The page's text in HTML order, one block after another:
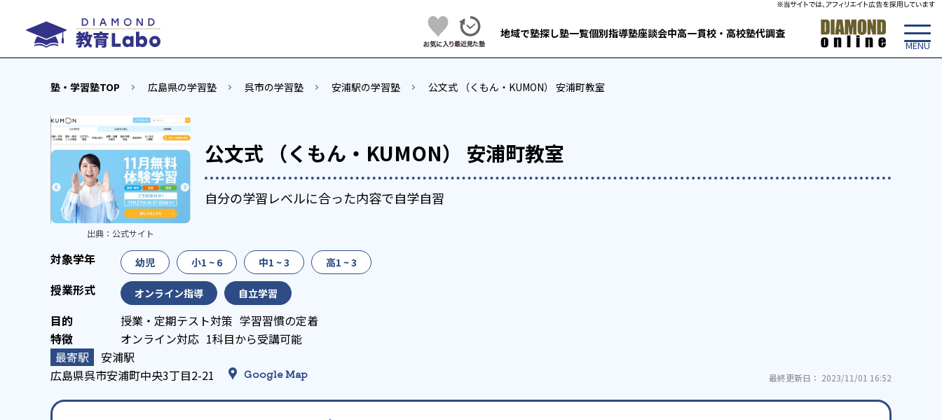
地域で塾探し塾一覧個別指導塾座談会中高一貫校・高校塾代調査
塾・学習塾TOP 広島県の学習塾 呉市の学習塾 安浦駅の学習塾 公文式 （くもん・KUMON） 安浦町教室
公文式 （くもん・KUMON） 安浦町教室
自分の学習レベルに合った内容で自学自習
出典： 公式サイト
幼児 小1 ~ 6 中1 ~ 3 高1 ~ 3
オンライン指導 自立学習
授業・定期テスト対策 学習習慣の定着
オンライン対応 1科目から受講可能
安浦駅
広島県呉市安浦町中央3丁目2-21
Google Map 最終更新日： 2023/11/01 16:52